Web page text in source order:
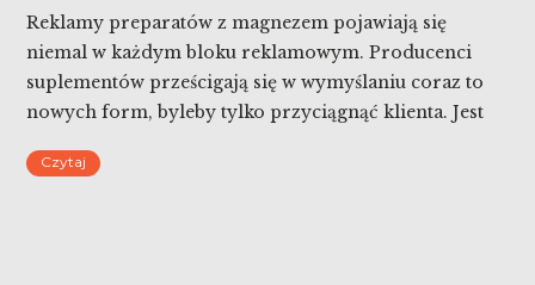
Reklamy preparatów z magnezem pojawiają się
niemal w każdym bloku reklamowym. Producenci
suplementów prześcigają się w wymyślaniu coraz to
nowych form, byleby tylko przyciągnąć klienta. Jest
magnez w kompleksie z witaminą B i pewnie jeszcze
Czytaj